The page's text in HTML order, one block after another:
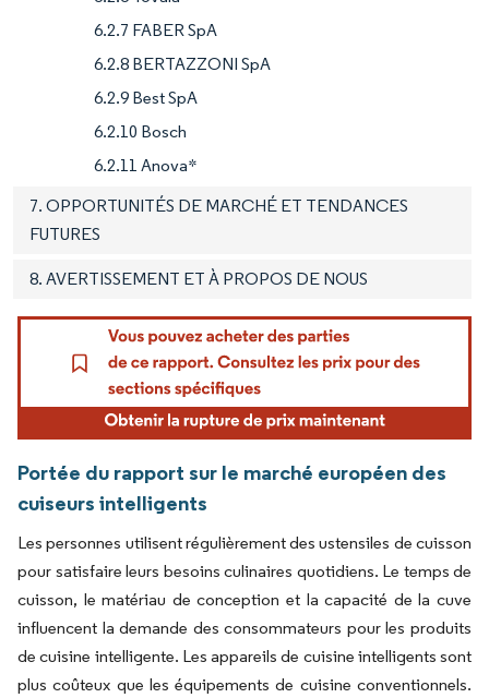
6.2.7 FABER SpA
6.2.8 BERTAZZONI SpA
6.2.9 Best SpA
6.2.10 Bosch
6.2.11 Anova*
7. OPPORTUNITÉS DE MARCHÉ ET TENDANCES
FUTURES
8. AVERTISSEMENT ET À PROPOS DE NOUS
Portée du rapport sur le marché européen des
cuiseurs intelligents
Les personnes utilisent régulièrement des ustensiles de cuisson
pour satisfaire leurs besoins culinaires quotidiens. Le temps de
cuisson, le matériau de conception et la capacité de la cuve
influencent la demande des consommateurs pour les produits
de cuisine intelligente. Les appareils de cuisine intelligents sont
plus coûteux que les équipements de cuisine conventionnels.